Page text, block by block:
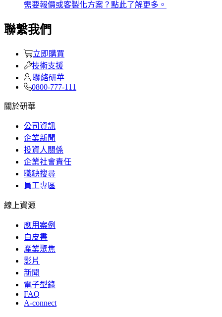
需要報價或客製化方案？點此了解更多。
聯繫我們
立即購買
技術支援
聯絡研華
0800-777-111
關於研華
公司資訊
企業新聞
投資人關係
企業社會責任
職缺搜尋
員工專區
線上資源
應用案例
白皮書
產業聚焦
影片
新聞
電子型錄
FAQ
A-connect